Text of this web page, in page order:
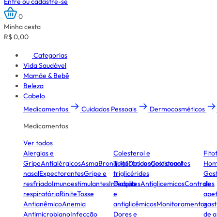
0
Minha cesta
R$ 0,00
Categorias
Vida Saudável
Mamãe & Bebê
Beleza
Cabelo
Medicamentos
Cuidados Pessoais Dermocosméticos
Medicamentos
Ver todos
Alergias e
GripeAntialérgicosAsmaBronquiteDescongestionantes
nasalExpectorantesGripe e
resfriadoImunoestimulantesInfecção
respiratóriaRiniteTosse
AntianêmicoAnemia
AntimicrobianoInfecção
Colesterol e
TriglicéridesColesterol
triglicérides
DiabetesAntiglicemicosControles
e
antiglicêmicosMonitoramentos
Dores e
de
de